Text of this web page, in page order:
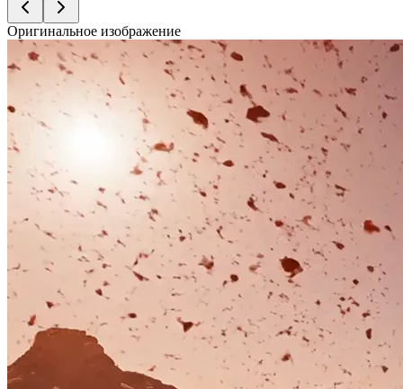
Оригинальное изображение